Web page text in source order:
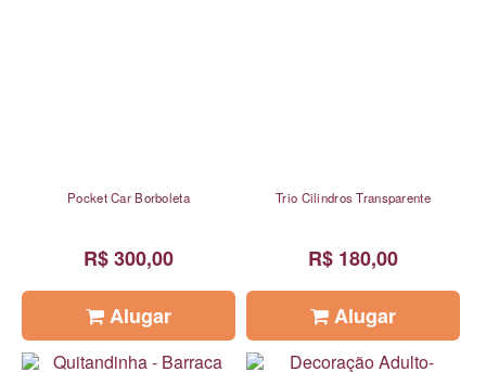
Pocket Car Borboleta
R$ 300,00
Alugar
Trio Cilindros Transparente
R$ 180,00
Alugar